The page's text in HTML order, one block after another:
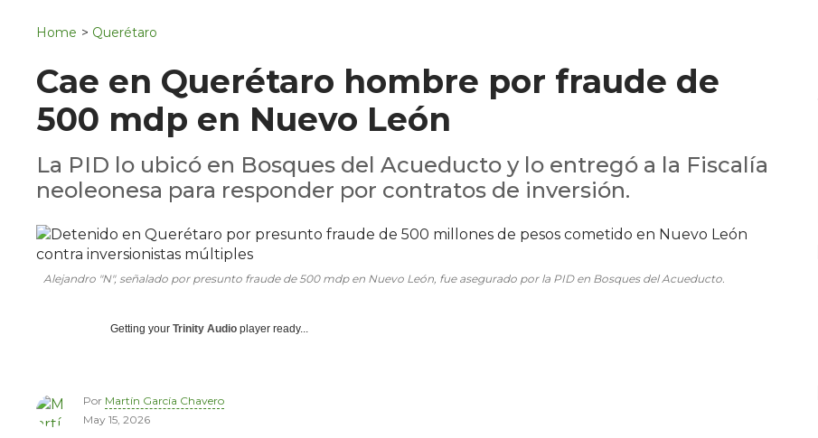
Home > Querétaro
Cae en Querétaro hombre por fraude de
500 mdp en Nuevo León
La PID lo ubicó en Bosques del Acueducto y lo entregó a la Fiscalía
neoleonesa para responder por contratos de inversión.
Alejandro "N", señalado por presunto fraude de 500 mdp en Nuevo León, fue asegurado por la PID en Bosques del Acueducto.
Getting your Trinity Audio player ready...
Por Martín García Chavero
May 15, 2026